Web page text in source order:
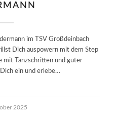
im TSV Großdeinbach
Dich auspowern mit dem Step
mit Tanzschritten und guter
ein und erlebe…
2025